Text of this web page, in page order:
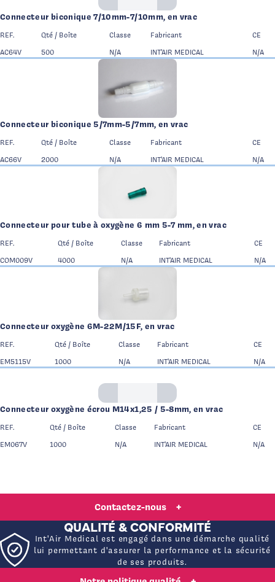
Logo Int Air Medical
Connecteur biconique 7/10mm-7/10mm, en vrac
REF. Qté / Boîte Classe Fabricant
CE
AC64V
500 N/A INT'AIR MEDICAL N/A
Connecteur biconique 5/7mm-5/7mm, en vrac
REF. Qté / Boîte Classe Fabricant
CE
AC66V
2000 N/A INT'AIR MEDICAL N/A
Connecteur pour tube à oxygène 6 mm 5-7 mm, en vrac
REF. Qté / Boîte Classe Fabricant
CE
COM009V
4000 N/A INT'AIR MEDICAL N/A
Connecteur oxygène 6M-22M/15F, en vrac
REF. Qté / Boîte Classe Fabricant
CE
EM5115V
1000 N/A INT'AIR MEDICAL N/A
Logo Int Air Medical
Connecteur oxygène écrou M14x1,25 / 5-8mm, en vrac
REF. Qté / Boîte Classe Fabricant
CE
EM067V
1000 N/A INT'AIR MEDICAL N/A
Contactez-nous +
QUALITÉ & CONFORMITÉ
Int'Air Medical est engagé dans une démarche qualité
lui permettant d'assurer la performance et la sécurité
de ses produits.